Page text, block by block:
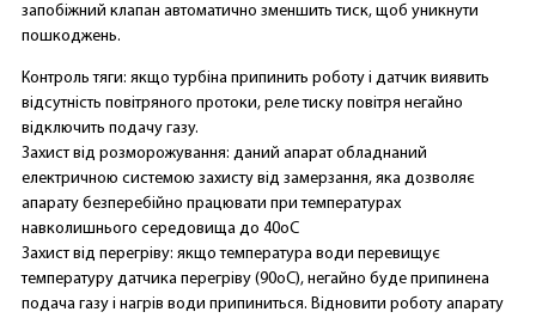
запобіжний клапан автоматично зменшить тиск, щоб уникнути
пошкоджень.
Контроль тяги: якщо турбіна припинить роботу і датчик виявить
відсутність повітряного протоки, реле тиску повітря негайно
відключить подачу газу.
Захист від розморожування: даний апарат обладнаний
електричною системою захисту від замерзання, яка дозволяє
апарату безперебійно працювати при температурах
навколишнього середовища до 40оС
Захист від перегріву: якщо температура води перевищує
температуру датчика перегріву (90оС), негайно буде припинена
подача газу і нагрів води припиниться. Відновити роботу апарату